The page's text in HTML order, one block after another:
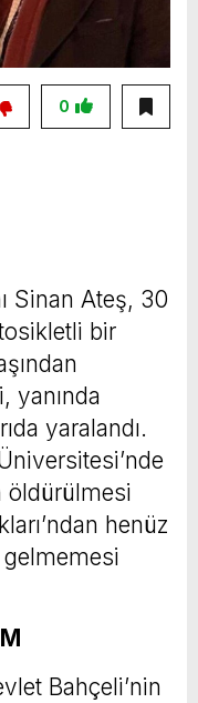
0
Sinan Ateş, 30
bir
yanında
yaralandı.
öldürülmesi
henüz
Bahçeli’nin